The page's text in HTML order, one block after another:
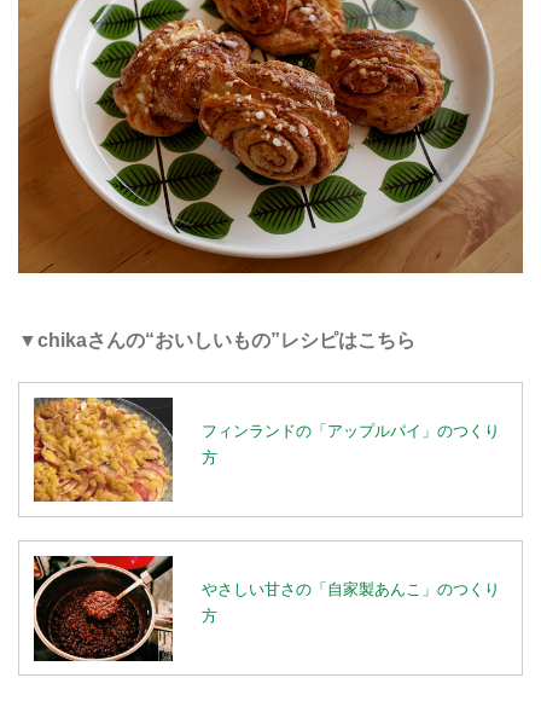
▼chikaさんの“おいしいもの”レシピはこちら
フィンランドの「アップルパイ」のつくり
方
やさしい甘さの「自家製あんこ」のつくり
方